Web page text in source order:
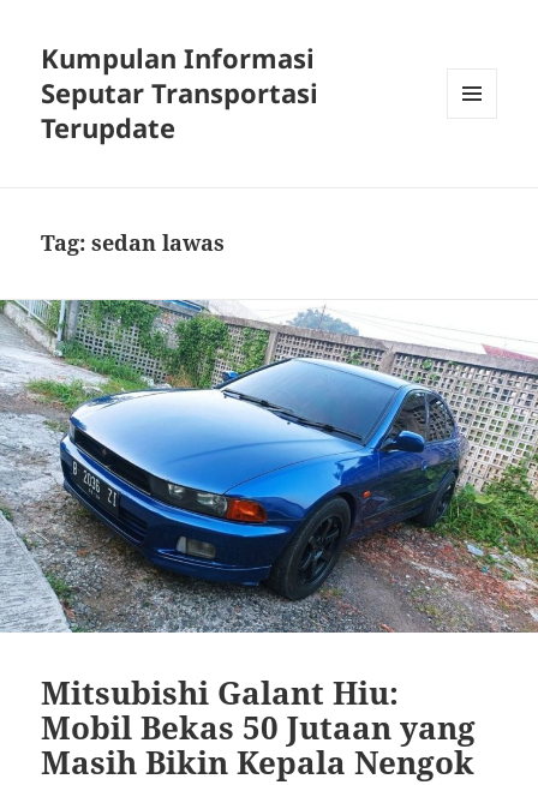
Kumpulan Informasi
Seputar Transportasi
Terupdate
Tag:sedan lawas
Mitsubishi Galant Hiu:
Mobil Bekas 50 Jutaan yang
Masih Bikin Kepala Nengok